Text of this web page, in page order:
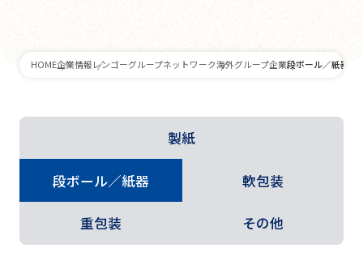
HOME企業情報 レンゴーグループネットワーク海外グループ企業段ボール／紙器
製紙
段ボール／紙器 軟包装
重包装 その他